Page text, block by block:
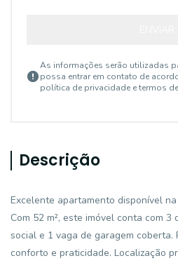
As informações serão utilizadas
possa entrar em contato de
política de privacidade e termos
Descrição
Excelente apartamento disponível
Com 52 m², este imóvel conta com 3
social e 1 vaga de garagem coberta.
conforto e praticidade. Localização